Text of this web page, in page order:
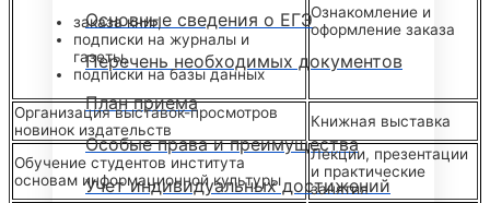
Основные сведения о ЕГЭ
Перечень необходимых документов
План приема
Особые права и преимущества
Учет индивидуальных достижений
заказа книг,
подписки на журналы и
газеты,
подписки на базы данных
Ознакомление и
оформление заказа
Организация выставок-просмотров
новинок издательств
Книжная выставка
Обучение студентов института
основам информационной культуры
Лекции, презентации
и практические
занятия